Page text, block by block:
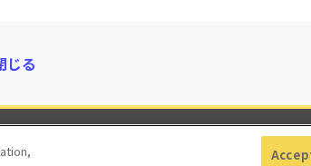
じる
護 利用規約 アクセシビリティ